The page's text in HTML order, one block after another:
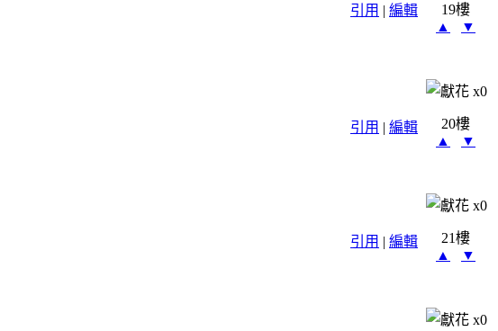
引用 | 編輯
19樓
▲
▼
x0
引用 | 編輯
20樓
▲
▼
x0
引用 | 編輯
21樓
▲
▼
x0